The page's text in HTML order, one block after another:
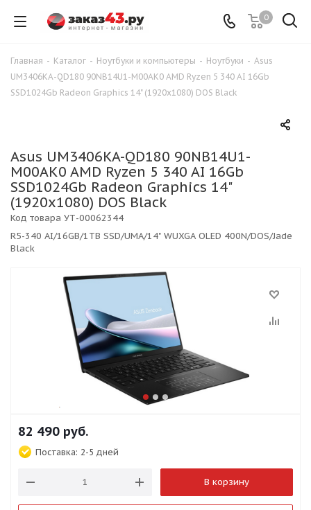
0
Главная - Каталог - Ноутбуки и компьютеры - Ноутбуки - Asus
UM3406KA-QD180 90NB14U1-M00AK0 AMD Ryzen 5 340 AI 16Gb
SSD1024Gb Radeon Graphics 14" (1920x1080) DOS Black
Asus UM3406KA-QD180 90NB14U1-
M00AK0 AMD Ryzen 5 340 AI 16Gb
SSD1024Gb Radeon Graphics 14"
(1920x1080) DOS Black
R5-340 AI/16GB/1TB SSD/UMA/14" WUXGA OLED 400N/DOS/Jade
Black
Код товара УТ-00062344
82 490 руб.
Поставка: 2-5 дней
В корзину